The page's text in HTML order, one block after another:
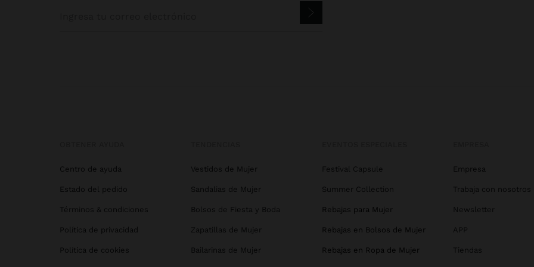
Centro de ayuda
Estado del pedido
Términos & condiciones
Política de privacidad
Política de cookies
Vestidos de Mujer
Sandalias de Mujer
Bolsos de Fiesta y Boda
Zapatillas de Mujer
Bailarinas de Mujer
Festival Capsule
Summer Collection
Rebajas para Mujer
Rebajas en Bolsos de Mujer
Rebajas en Ropa de Mujer
Empresa
Trabaja con nosotros
Newsletter
APP
Tiendas